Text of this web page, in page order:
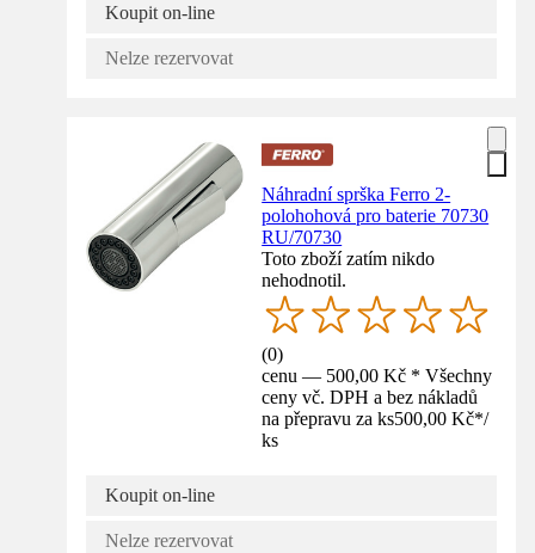
Koupit on-line
Nelze rezervovat
Náhradní sprška Ferro 2-
polohohová pro baterie 70730
RU/70730
Toto zboží zatím nikdo
nehodnotil.
(0)
cenu — 500,00 Kč * Všechny
ceny vč. DPH a bez nákladů
na přepravu za ks500,00 Kč*/
ks
Koupit on-line
Nelze rezervovat